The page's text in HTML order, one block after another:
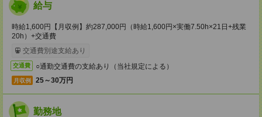
給与
時給1,600円【月収例】約287,000円（時給1,600円×実働7.50h×21日+残業
20h）+交通費
交通費別途支給あり
交通費 ○通勤交通費の支給あり（当社規定による）
月収例 25～30万円
勤務地